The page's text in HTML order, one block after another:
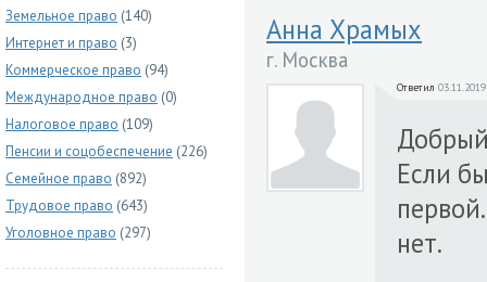
Земельное право (140)
Интернет и право (3)
Коммерческое право (94)
Международное право (0)
Налоговое право (109)
Пенсии и соцобеспечение (226)
Семейное право (892)
Трудовое право (643)
Уголовное право (297)
Анна Храмых
г. Москва
Ответил
Если
нет.